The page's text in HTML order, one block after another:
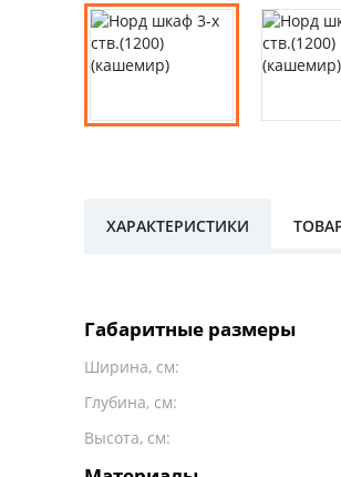
ХАРАКТЕРИСТИКИ
Габаритные размеры
Ширина, см:
Глубина, см:
Высота, см: